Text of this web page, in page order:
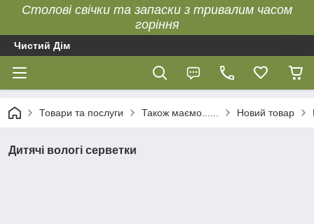
Столові свічки та запаски з тривалим часом
горіння
Чистий Дім
Товари та послуги Також маємо...... Новий товар
Дитячі вологі серветки